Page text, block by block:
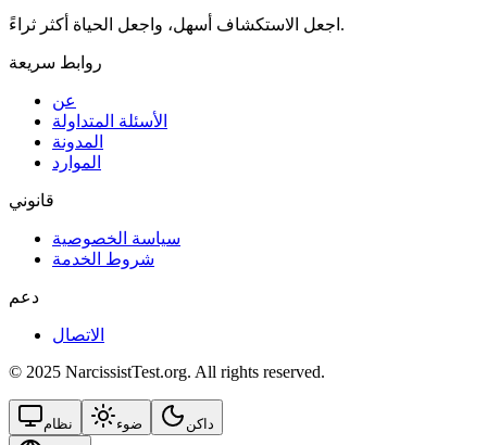
اجعل الاستكشاف أسهل، واجعل الحياة أكثر ثراءً.
روابط سريعة
عن
الأسئلة المتداولة
المدونة
الموارد
قانوني
سياسة الخصوصية
شروط الخدمة
دعم
الاتصال
© 2025 NarcissistTest.org. All rights reserved.
نظام ضوء داكن